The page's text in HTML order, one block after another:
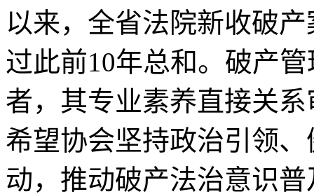
以来，全省法院新收破
过此前10年总和。破产
者，其专业素养直接关
希望协会坚持政治引领
动，推动破产法治意识